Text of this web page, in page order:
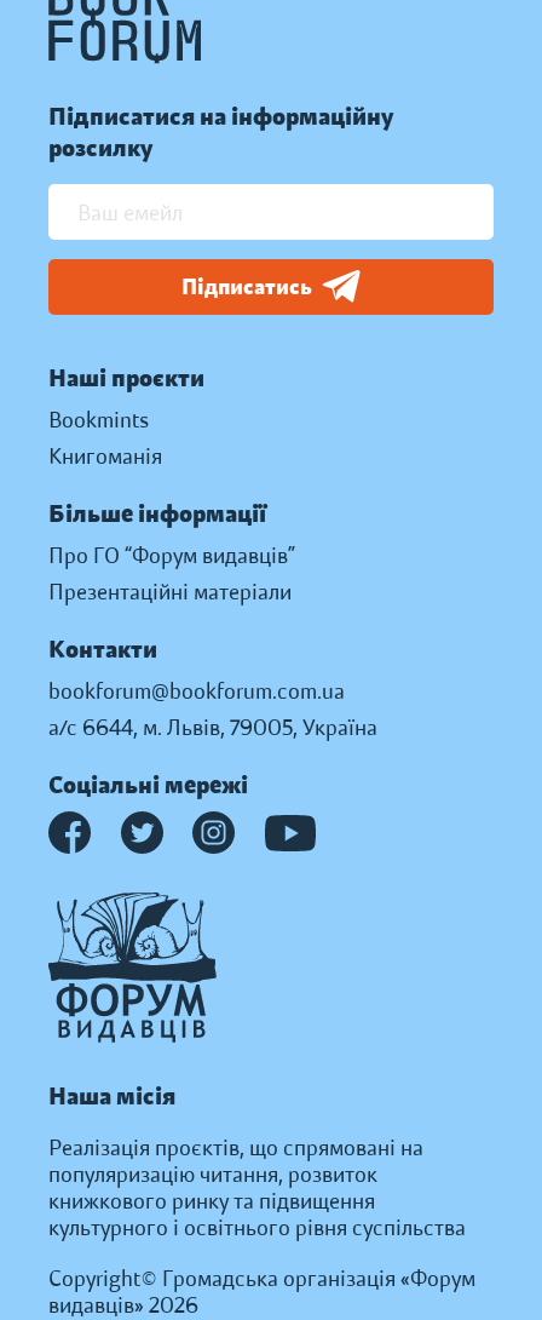
Підписатися на інформаційну
розсилку
Підписатись
Наші проєкти
Bookmints
Книгоманія
Більше інформації
Про ГО “Форум видавців”
Презентаційні матеріали
Контакти
bookforum@bookforum.com.ua
а/с 6644, м. Львів, 79005, Україна
Соціальні мережі
Наша місія
Реалізація проєктів, що спрямовані на
популяризацію читання, розвиток
книжкового ринку та підвищення
культурного і освітнього рівня суспільства
Copyright© Громадська організація «Форум
видавців» 2026